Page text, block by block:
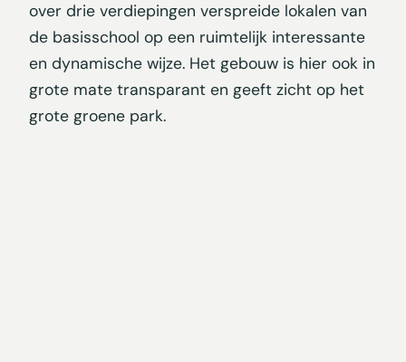
over drie verdiepingen verspreide lokalen van
de basisschool op een ruimtelijk interessante
en dynamische wijze. Het gebouw is hier ook in
grote mate transparant en geeft zicht op het
grote groene park.